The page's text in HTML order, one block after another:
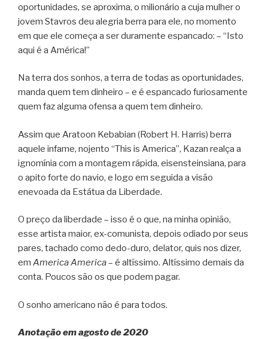
oportunidades, se aproxima, o milionário a cuja mulher o
jovem Stavros deu alegria berra para ele, no momento
em que ele começa a ser duramente espancado: – “Isto
aqui é a América!”
Na terra dos sonhos, a terra de todas as oportunidades,
manda quem tem dinheiro – e é espancado furiosamente
quem faz alguma ofensa a quem tem dinheiro.
Assim que Aratoon Kebabian (Robert H. Harris) berra
aquele infame, nojento “This is America”, Kazan realça a
ignomínia com a montagem rápida, eisensteinsiana, para
o apito forte do navio, e logo em seguida a visão
enevoada da Estátua da Liberdade.
O preço da liberdade – isso é o que, na minha opinião,
esse artista maior, ex-comunista, depois odiado por seus
pares, tachado como dedo-duro, delator, quis nos dizer,
em America America– é altíssimo. Altíssimo demais da
conta. Poucos são os que podem pagar.
O sonho americano não é para todos.
Anotação em agosto de 2020